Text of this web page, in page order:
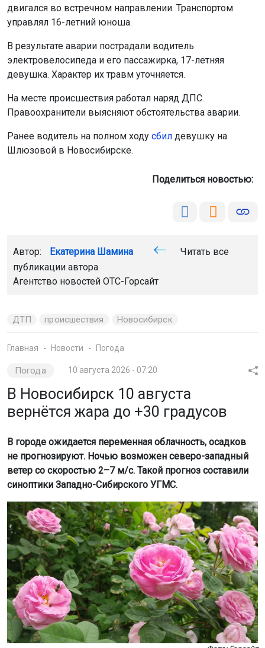
двигался во встречном направлении. Транспортом
управлял 16-летний юноша.
В результате аварии пострадали водитель
электровелосипеда и его пассажирка, 17-летняя
девушка. Характер их травм уточняется.
На месте происшествия работал наряд ДПС.
Правоохранители выясняют обстоятельства аварии.
Ранее водитель на полном ходу сбил девушку на
Шлюзовой в Новосибирске.
Поделиться новостью:
Автор: Екатерина Шамина
Читать все
публикации автора
Агентство новостей ОТС-Горсайт
ДТП происшествия Новосибирск
Главная Новости Погода
Погода 10 августа 2026 - 07:20
В Новосибирск 10 августа
вернётся жара до +30 градусов
В городе ожидается переменная облачность, осадков
не прогнозируют. Ночью возможен северо-западный
ветер со скоростью 2–7 м/с. Такой прогноз составили
синоптики Западно-Сибирского УГМС.